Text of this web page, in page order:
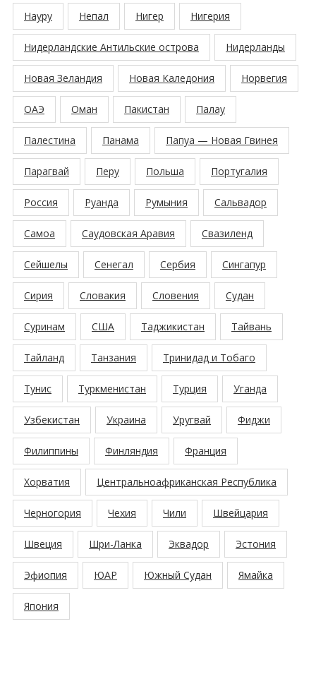
Науру Непал Нигер Нигерия
Нидерландские Антильские острова Нидерланды
Новая Зеландия Новая Каледония Норвегия
ОАЭ Оман Пакистан Палау
Палестина Панама Папуа — Новая Гвинея
Парагвай Перу Польша Португалия
Россия Руанда Румыния Сальвадор
Самоа Саудовская Аравия Свазиленд
Сейшелы Сенегал Сербия Сингапур
Сирия Словакия Словения Судан
Суринам США Таджикистан Тайвань
Тайланд Танзания Тринидад и Тобаго
Тунис Туркменистан Турция Уганда
Узбекистан Украина Уругвай Фиджи
Филиппины Финляндия Франция
Хорватия Центральноафриканская Республика
Черногория Чехия Чили Швейцария
Швеция Шри-Ланка Эквадор Эстония
Эфиопия ЮАР Южный Судан Ямайка
Япония